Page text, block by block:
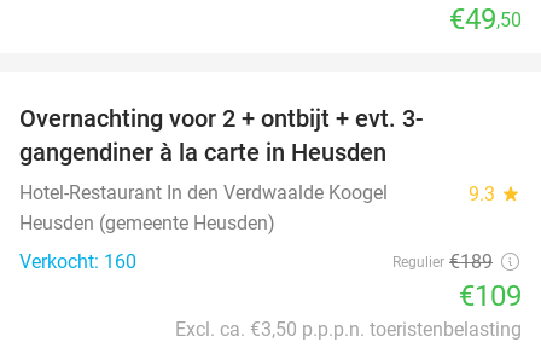
€49,50
Overnachting voor 2 + ontbijt + evt. 3-
gangendiner à la carte in Heusden
Hotel-Restaurant In den Verdwaalde Koogel 9.3 star
Heusden (gemeente Heusden)
Verkocht: 160
Regulier €189
€109
Excl. ca. €3,50 p.p.p.n. toeristenbelasting